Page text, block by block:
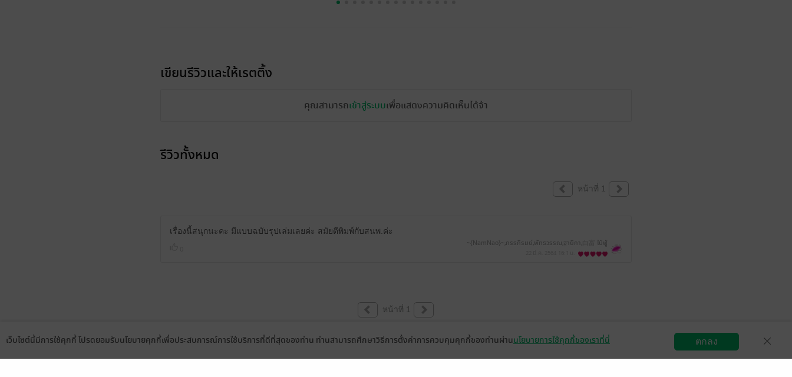
เขียนรีวิวและให้เรตติ้ง
คุณสามารถเข้าสู่ระบบเพื่อแสดงความคิดเห็นได้จ้า
รีวิวทั้งหมด
หน้าที่ 1
เรื่องนี้สนุกนะคะ มีแบบฉบับรุปเล่มเลยค่ะ สมัยตีพิมพ์กับสนพ.ค่ะ
~{NamNao}~,กรรภิรมย์,พัทธวรรณ,ฐายิกา,白富 ไป๋ฟู่
หน้าที่ 1
สมัครขายอีบุ๊ก วิธีการใช้งาน
เว็บไซต์นี้มีการใช้คุกกี้ โปรดยอมรับนโยบายคุกกี้เพื่อประสบการณ์การใช้บริการที่ดีที่สุดของท่าน ท่านสามารถศึกษาวิธีการตั้งค่าการควบคุมคุกกี้ของท่านผ่านนโยบายการใช้คุกกี้ของเราที่นี่ ตกลง